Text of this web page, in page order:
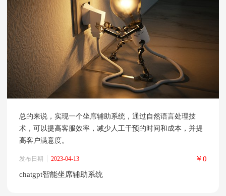
总的来说，实现一个坐席辅助系统，通过自然语言处理技
术，可以提高客服效率，减少人工干预的时间和成本，并提
高客户满意度。
发布日期 2023-04-13
￥0
chatgpt智能坐席辅助系统